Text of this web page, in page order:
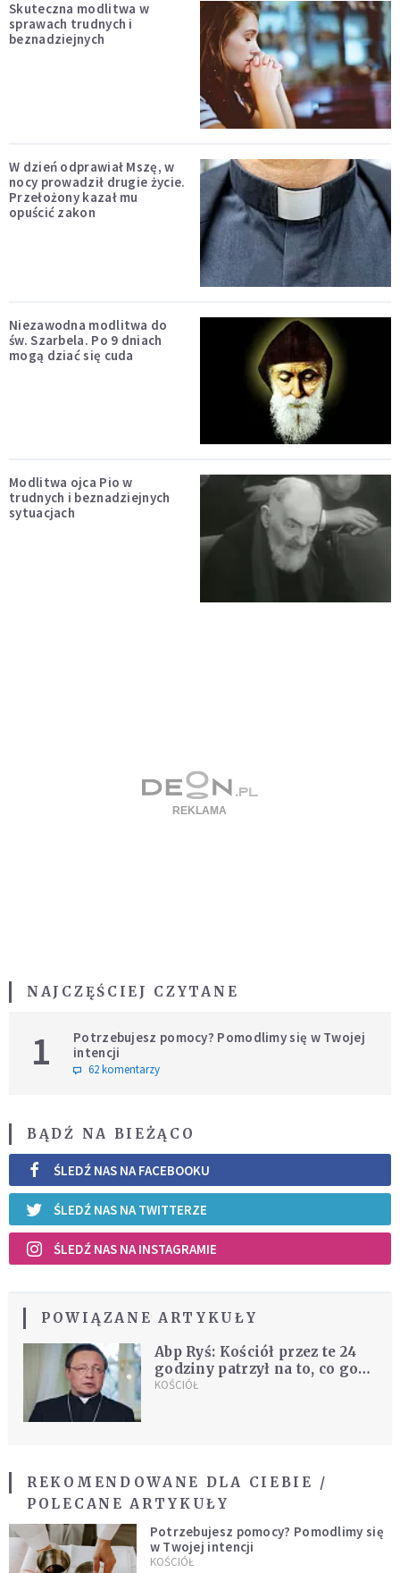
Skuteczna modlitwa w
sprawach trudnych i
beznadziejnych
W dzień odprawiał Mszę, w
nocy prowadził drugie życie.
Przełożony kazał mu
opuścić zakon
Niezawodna modlitwa do
św. Szarbela. Po 9 dniach
mogą dziać się cuda
Modlitwa ojca Pio w
trudnych i beznadziejnych
sytuacjach
NAJCZĘŚCIEJ CZYTANE
1
Potrzebujesz pomocy? Pomodlimy się w Twojej
intencji
62 komentarzy
BĄDŹ NA BIEŻĄCO
ŚLEDŹ NAS NA FACEBOOKU
ŚLEDŹ NAS NA TWITTERZE
ŚLEDŹ NAS NA INSTAGRAMIE
POWIĄZANE ARTYKUŁY
Abp Ryś: Kościół przez te 24
godziny patrzył na to, co go
zabija
KOŚCIÓŁ
REKOMENDOWANE DLA CIEBIE /
POLECANE ARTYKUŁY
Potrzebujesz pomocy? Pomodlimy się
w Twojej intencji
KOŚCIÓŁ